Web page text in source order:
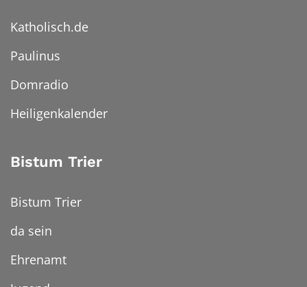
Katholisch.de
Paulinus
Domradio
Heiligenkalender
Bistum Trier
Bistum Trier
da sein
Ehrenamt